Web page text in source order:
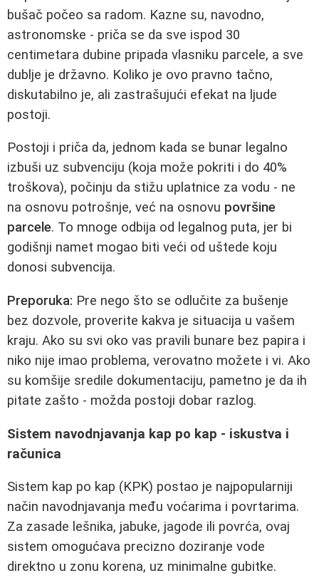
bušač počeo sa radom. Kazne su, navodno,
astronomske - priča se da sve ispod 30
centimetara dubine pripada vlasniku parcele, a sve
dublje je državno. Koliko je ovo pravno tačno,
diskutabilno je, ali zastrašujući efekat na ljude
postoji.
Postoji i priča da, jednom kada se bunar legalno
izbuši uz subvenciju (koja može pokriti i do 40%
troškova), počinju da stižu uplatnice za vodu - ne
na osnovu potrošnje, već na osnovu površine
parcele. To mnoge odbija od legalnog puta, jer bi
godišnji namet mogao biti veći od uštede koju
donosi subvencija.
Preporuka: Pre nego što se odlučite za bušenje
bez dozvole, proverite kakva je situacija u vašem
kraju. Ako su svi oko vas pravili bunare bez papira i
niko nije imao problema, verovatno možete i vi. Ako
su komšije sredile dokumentaciju, pametno je da ih
pitate zašto - možda postoji dobar razlog.
Sistem navodnjavanja kap po kap - iskustva i
računica
Sistem kap po kap (KPK) postao je najpopularniji
način navodnjavanja među voćarima i povrtarima.
Za zasade lešnika, jabuke, jagode ili povrća, ovaj
sistem omogućava precizno doziranje vode
direktno u zonu korena, uz minimalne gubitke.